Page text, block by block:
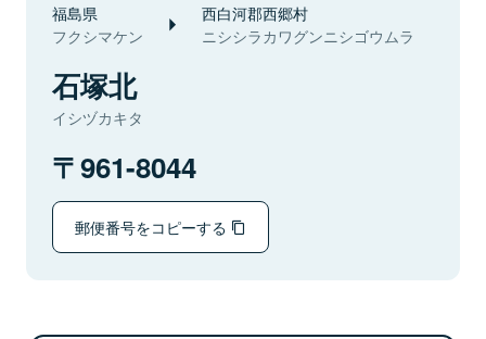
福島県
フクシマケン
西白河郡西郷村
ニシシラカワグンニシゴウムラ
石塚北
イシヅカキタ
961-8044
郵便番号をコピーする